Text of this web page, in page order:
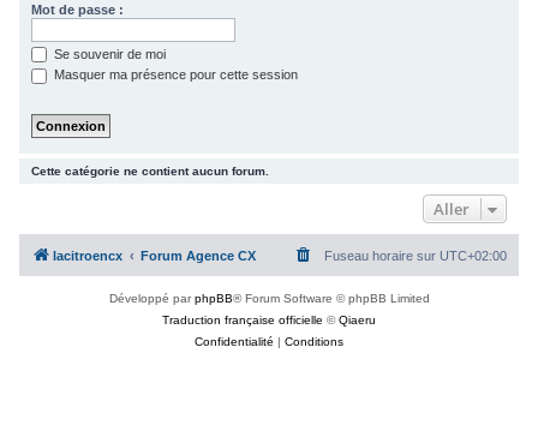
Mot de passe :
Se souvenir de moi
Masquer ma présence pour cette session
Cette catégorie ne contient aucun forum.
Aller
lacitroencx Forum Agence CX Fuseau horaire sur UTC+02:00
Développé parphpBB® Forum Software © phpBB Limited
Traduction française officielle ©Qiaeru
Confidentialité | Conditions